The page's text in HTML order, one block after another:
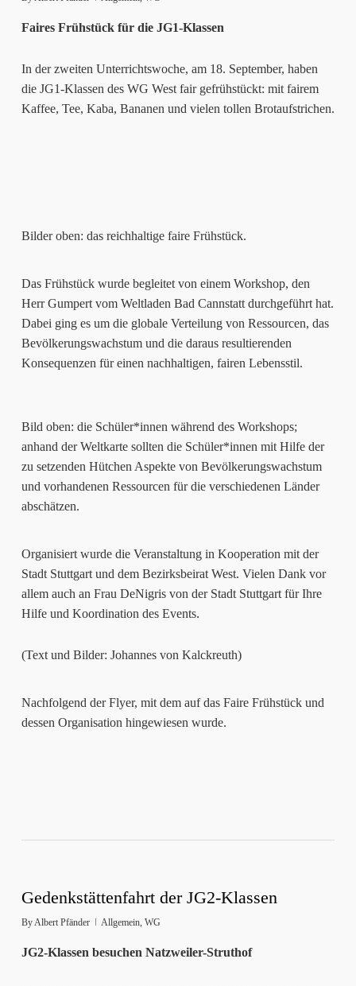
Faires Frühstück für die JG1-Klassen
In der zweiten Unterrichtswoche, am 18. September, haben
die JG1-Klassen des WG West fair gefrühstückt: mit fairem
Kaffee, Tee, Kaba, Bananen und vielen tollen Brotaufstrichen.
Bilder oben: das reichhaltige faire Frühstück.
Das Frühstück wurde begleitet von einem Workshop, den
Herr Gumpert vom Weltladen Bad Cannstatt durchgeführt hat.
Dabei ging es um die globale Verteilung von Ressourcen, das
Bevölkerungswachstum und die daraus resultierenden
Konsequenzen für einen nachhaltigen, fairen Lebensstil.
Bild oben: die Schüler*innen während des Workshops;
anhand der Weltkarte sollten die Schüler*innen mit Hilfe der
zu setzenden Hütchen Aspekte von Bevölkerungswachstum
und vorhandenen Ressourcen für die verschiedenen Länder
abschätzen.
Organisiert wurde die Veranstaltung in Kooperation mit der
Stadt Stuttgart und dem Bezirksbeirat West. Vielen Dank vor
allem auch an Frau DeNigris von der Stadt Stuttgart für Ihre
Hilfe und Koordination des Events.
(Text und Bilder: Johannes von Kalckreuth)
Nachfolgend der Flyer, mit dem auf das Faire Frühstück und
dessen Organisation hingewiesen wurde.
Gedenkstättenfahrt der JG2-Klassen
ByAlbert Pfänder Allgemein, WG
JG2-Klassen besuchen Natzweiler-Struthof